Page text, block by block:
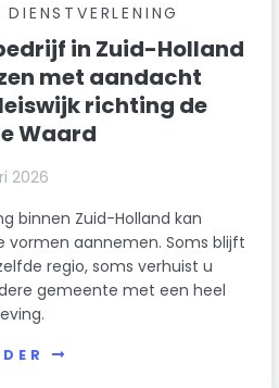
DIENSTVERLENING
in Zuid-Holland
met aandacht
richting de
Waard
2026
binnen Zuid-Holland kan
vormen aannemen. Soms blijft
regio, soms verhuist u
gemeente met een heel